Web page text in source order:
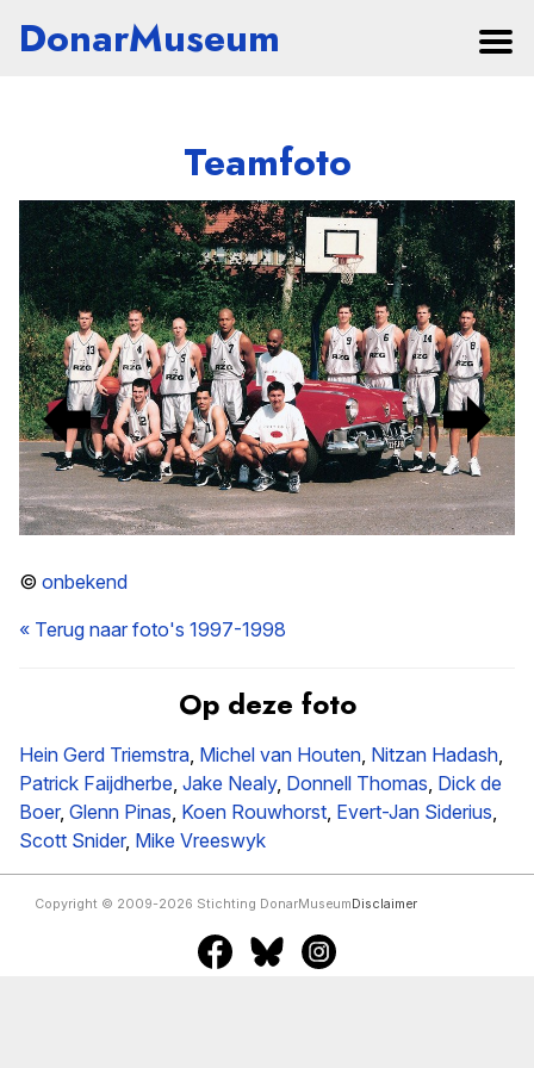
DonarMuseum
Teamfoto
© onbekend
« Terug naar foto's 1997-1998
Op deze foto
Hein Gerd Triemstra, Michel van Houten, Nitzan Hadash,
Patrick Faijdherbe, Jake Nealy, Donnell Thomas, Dick de
Boer, Glenn Pinas, Koen Rouwhorst, Evert-Jan Siderius,
Scott Snider, Mike Vreeswyk
Copyright © 2009-2026 Stichting DonarMuseum Disclaimer